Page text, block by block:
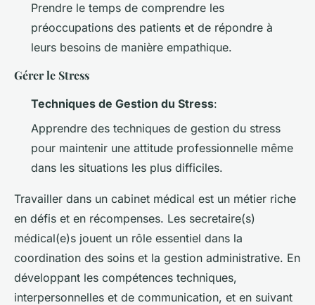
Prendre le temps de comprendre les
préoccupations des patients et de répondre à
leurs besoins de manière empathique.
Gérer le Stress
Techniques de Gestion du Stress:
Apprendre des techniques de gestion du stress
pour maintenir une attitude professionnelle même
dans les situations les plus difficiles.
Travailler dans un cabinet médical est un métier riche
en défis et en récompenses. Les secretaire(s)
médical(e)s jouent un rôle essentiel dans la
coordination des soins et la gestion administrative. En
développant les compétences techniques,
interpersonnelles et de communication, et en suivant